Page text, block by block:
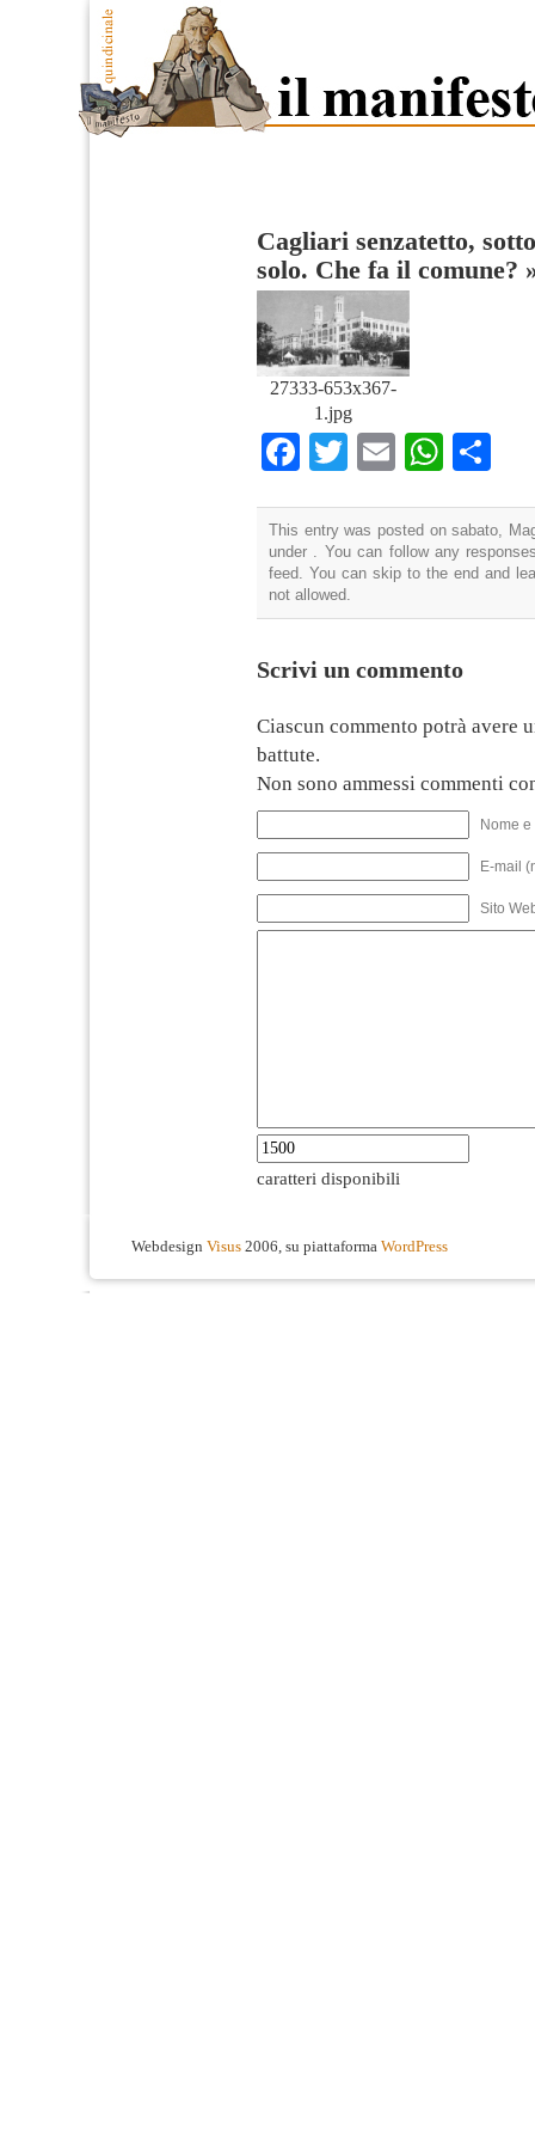
Cagliari senzatetto,
solo. Che fa il comune?
27333-653x367-
1.jpg
Facebook
TwitterEmail
This entry was posted on sabato,
under . You can follow any
feed. You can skip to the end and
not allowed.
Scrivi un commento
Ciascun commento potrà avere
battute.
Non sono ammessi commenti
Nome
E-mail
Sito
caratteri disponibili
Webdesign Visus 2006, su piattaforma WordPress